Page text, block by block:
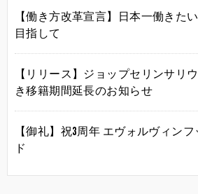
【働き方改革宣言】日本一働きた
目指して
【リリース】ジョップセリンサリ
き移籍期間延長のお知らせ
【御礼】祝3周年 エヴォルヴィン
ド